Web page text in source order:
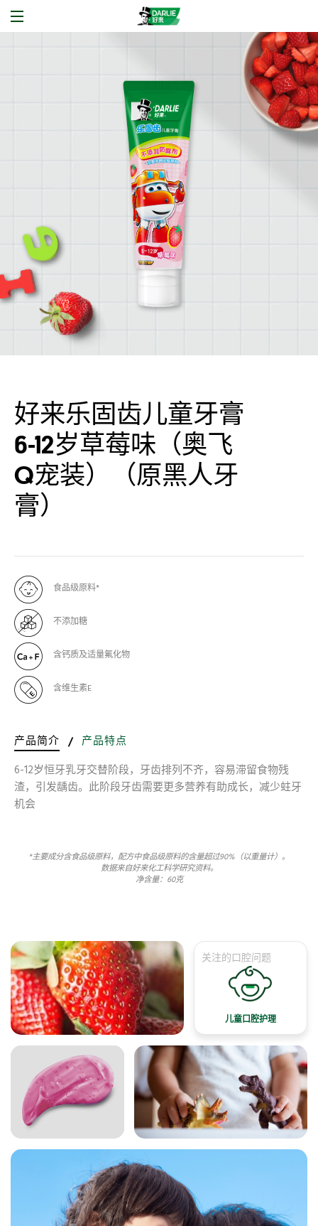
好来乐固齿儿童牙膏
6-12岁草莓味（奥飞
Q宠装）（原黑人牙
膏）
食品级原料*
不添加糖
含钙质及适量氟化物
含维生素E
产品简介 / 产品特点
6-12岁恒牙乳牙交替阶段，牙齿排列不齐，容易滞留食物残
渣，引发龋齿。此阶段牙齿需要更多营养有助成长，减少蛀牙
机会
*主要成分含食品级原料，配方中食品级原料的含量超过90%（以重量计）。
数据来自好来化工科学研究资料。
净含量：60克
关注的口腔问题
儿童口腔护理